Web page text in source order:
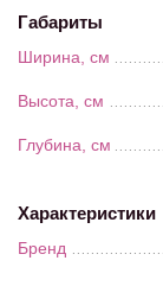
Габариты
Ширина, см
Высота, см
Глубина, см
Характеристики
Бренд